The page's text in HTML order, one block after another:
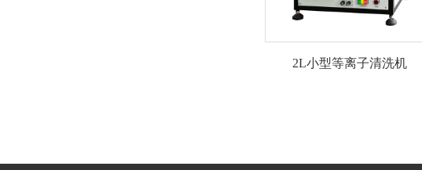
2L小型等离子清洗机